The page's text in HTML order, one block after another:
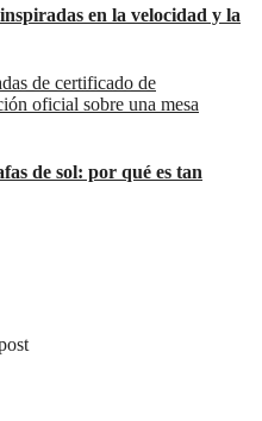
en la velocidad y la
de sol: por qué es tan